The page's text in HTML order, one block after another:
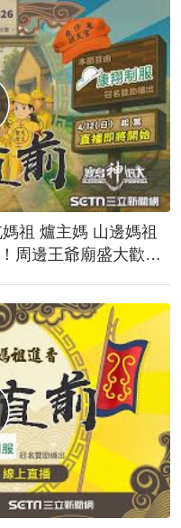
祖 爐主媽 山邊媽祖
周邊王爺廟盛大歡